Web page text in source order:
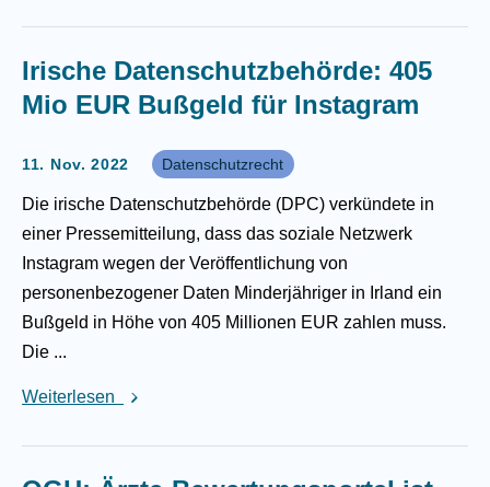
Irische Datenschutzbehörde: 405
Mio EUR Bußgeld für Instagram
11. Nov. 2022 Datenschutzrecht
Die irische Datenschutzbehörde (DPC) verkündete in
einer Pressemitteilung, dass das soziale Netzwerk
Instagram wegen der Veröffentlichung von
personenbezogener Daten Minderjähriger in Irland ein
Bußgeld in Höhe von 405 Millionen EUR zahlen muss.
Die ...
Weiterlesen